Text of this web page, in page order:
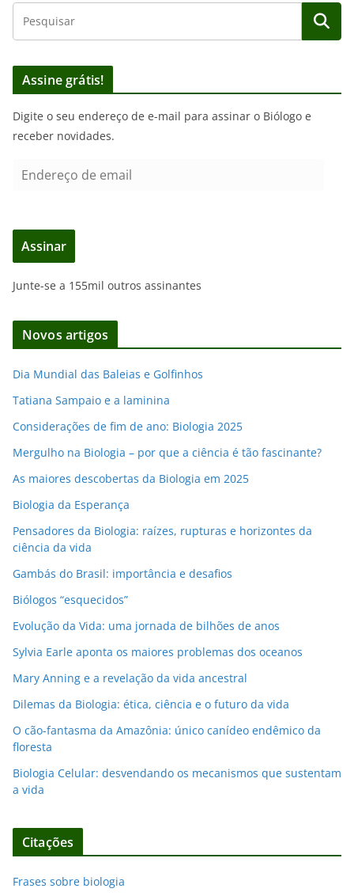
Assine grátis!
Digite o seu endereço de e-mail para assinar o Biólogo e
receber novidades.
e
e
ç
d
e
a
i
Assinar
Junte-se a 155mil outros assinantes
Novos artigos
Dia Mundial das Baleias e Golfinhos
Tatiana Sampaio e a laminina
Considerações de fim de ano: Biologia 2025
Mergulho na Biologia – por que a ciência é tão fascinante?
As maiores descobertas da Biologia em 2025
Biologia da Esperança
Pensadores da Biologia: raízes, rupturas e horizontes da
ciência da vida
Gambás do Brasil: importância e desafios
Biólogos “esquecidos”
Evolução da Vida: uma jornada de bilhões de anos
Sylvia Earle aponta os maiores problemas dos oceanos
Mary Anning e a revelação da vida ancestral
Dilemas da Biologia: ética, ciência e o futuro da vida
O cão-fantasma da Amazônia: único canídeo endêmico da
floresta
Biologia Celular: desvendando os mecanismos que sustentam
a vida
Citações
Frases sobre biologia